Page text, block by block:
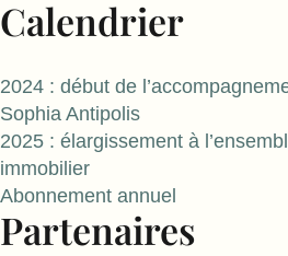
Calendrier
2024 : début de
Sophia Antipolis
2025 : élargissement à
immobilier
Abonnement annuel
Partenaires